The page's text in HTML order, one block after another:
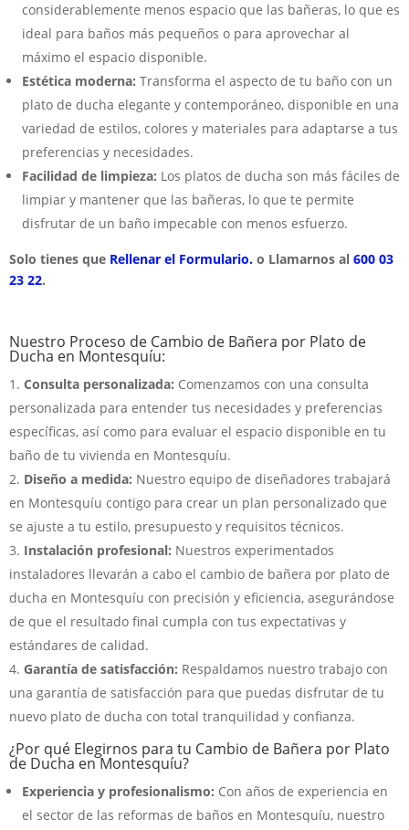
considerablemente menos espacio que las bañeras, lo que es
ideal para baños más pequeños o para aprovechar al
máximo el espacio disponible.
Estética moderna: Transforma el aspecto de tu baño con un
plato de ducha elegante y contemporáneo, disponible en una
variedad de estilos, colores y materiales para adaptarse a tus
preferencias y necesidades.
Facilidad de limpieza: Los platos de ducha son más fáciles de
limpiar y mantener que las bañeras, lo que te permite
disfrutar de un baño impecable con menos esfuerzo.
Solo tienes que Rellenar el Formulario. o Llamarnos al 600 03
23 22.
Nuestro Proceso de Cambio de Bañera por Plato de
Ducha en Montesquíu:
Consulta personalizada: Comenzamos con una consulta
personalizada para entender tus necesidades y preferencias
específicas, así como para evaluar el espacio disponible en tu
baño de tu vivienda en Montesquíu.
Diseño a medida: Nuestro equipo de diseñadores trabajará
en Montesquíu contigo para crear un plan personalizado que
se ajuste a tu estilo, presupuesto y requisitos técnicos.
Instalación profesional: Nuestros experimentados
instaladores llevarán a cabo el cambio de bañera por plato de
ducha en Montesquíu con precisión y eficiencia, asegurándose
de que el resultado final cumpla con tus expectativas y
estándares de calidad.
Garantía de satisfacción: Respaldamos nuestro trabajo con
una garantía de satisfacción para que puedas disfrutar de tu
nuevo plato de ducha con total tranquilidad y confianza.
¿Por qué Elegirnos para tu Cambio de Bañera por Plato
de Ducha en Montesquíu?
Experiencia y profesionalismo: Con años de experiencia en
el sector de las reformas de baños en Montesquíu, nuestro